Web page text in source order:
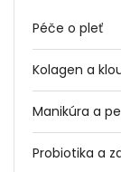
Péče o pleť
Kolagen a
Manikúra a
Probiotika a